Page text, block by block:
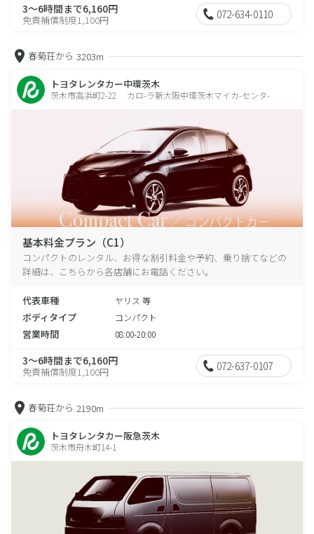
3～6時間まで6,160円
免責補償制度1,100円 072-634-0110
春菊荘から 3203m
トヨタレンタカー中環茨木
茨木市高浜町2-22 カロ-ラ新大阪中環茨木マイカ-センタ-
基本料金プラン（C1）
コンパクトのレンタル、お得な割引料金や予約、乗り捨てなどの
詳細は、こちらから各店舗にお電話ください。
代表車種 ヤリス 等
ボディタイプ コンパクト
営業時間 08:00-20:00
3～6時間まで6,160円
免責補償制度1,100円 072-637-0107
春菊荘から 2190m
トヨタレンタカー阪急茨木
茨木市舟木町14-1